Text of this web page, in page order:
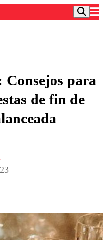
medios
Consejos para
de fin de